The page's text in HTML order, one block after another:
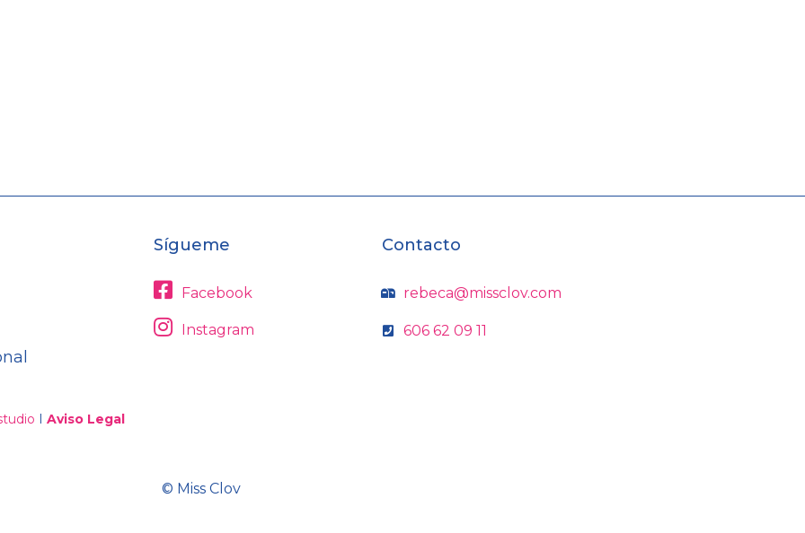
I Aviso Legal
Sígueme
Facebook
Instagram
Contacto
rebeca@missclov.com
606 62 09 11
© Miss Clov